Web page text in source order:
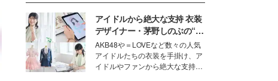
アイドルから絶大な支持 衣装
デザイナー・茅野しのぶの“可
愛い”を作る美学＜「シチズン
クロスシー」インタビュー＞
AKB48や＝LOVEなど数々の人気
アイドルたちの衣装を手掛け、ア
イドルやファンから絶大な支持を